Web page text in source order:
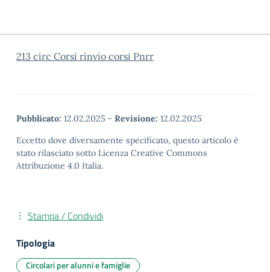
213 circ Corsi rinvio corsi Pnrr
Pubblicato: 12.02.2025 - Revisione: 12.02.2025
Eccetto dove diversamente specificato, questo articolo è
stato rilasciato sotto Licenza Creative Commons
Attribuzione 4.0 Italia.
Stampa / Condividi
Tipologia
Circolari per alunni e famiglie